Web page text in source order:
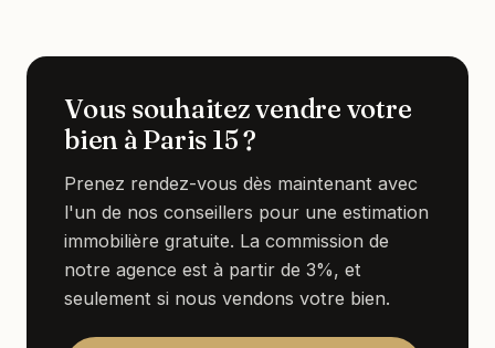
Vous souhaitez vendre votre
bien à Paris 15 ?
Prenez rendez-vous dès maintenant avec
l'un de nos conseillers pour une estimation
immobilière gratuite. La commission de
notre agence est à partir de 3%, et
seulement si nous vendons votre bien.